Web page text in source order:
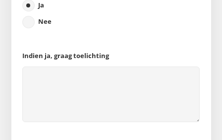
Ja
Nee
Indien ja, graag toelichting